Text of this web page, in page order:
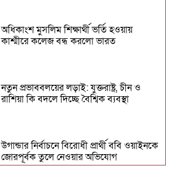
অধিকাংশ মুসলিম শিক্ষার্থী ভর্তি হওয়ায়
কাশ্মীরে কলেজ বন্ধ করলো ভারত
নতুন প্রভাববলয়ের লড়াই: যুক্তরাষ্ট্র, চীন ও
রাশিয়া কি বদলে দিচ্ছে বৈশ্বিক ব্যবস্থা
উগান্ডার নির্বাচনে বিরোধী প্রার্থী ববি ওয়াইনকে
জোরপূর্বক তুলে নেওয়ার অভিযোগ